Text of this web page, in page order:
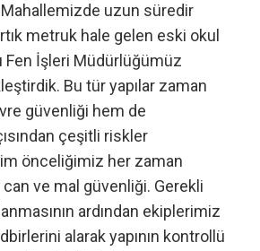
Mahallemizde uzun süredir
metruk hale gelen eski okul
Fen İşleri Müdürlüğümüz
Bu tür yapılar zaman
güvenliği hem de
çeşitli riskler
önceliğimiz her zaman
ve mal güvenliği. Gerekli
ardından ekiplerimiz
alarak yapının kontrollü